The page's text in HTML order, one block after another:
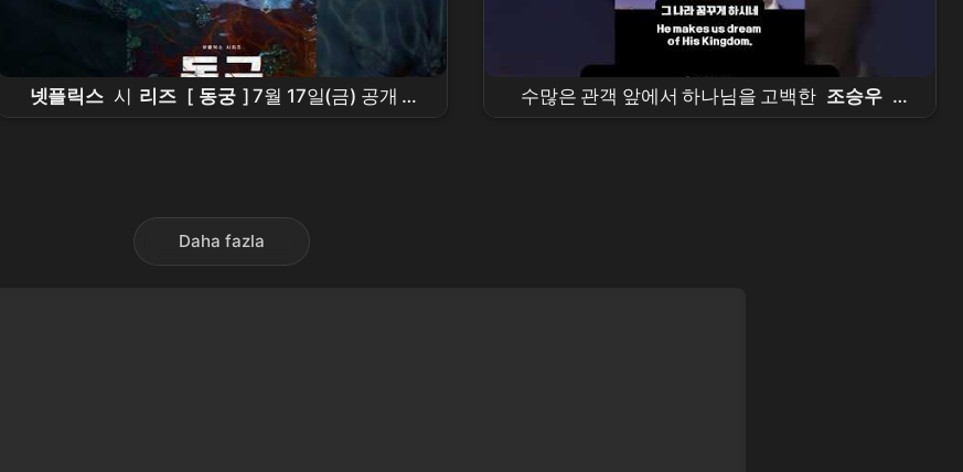
넷플릭스 시 리즈 [ 동궁 ] 7월 17일(금) 공개 확
정 | 남주혁 Nam Joohyuk, 노윤서 , Roh
수많은 관객 앞에서 하나님을 고백한 조승우 |
Cho Seung-woo Publicly Confesses His
Daha fazla